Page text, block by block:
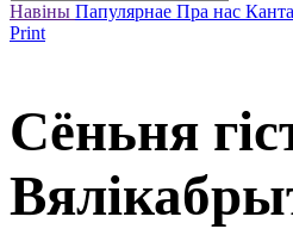
Навіны Папулярнае Пра нас
Print
Сёньня